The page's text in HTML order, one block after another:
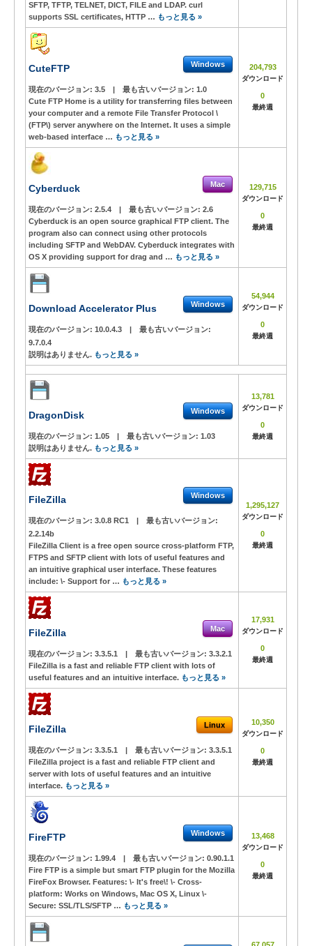
SFTP, TFTP, TELNET, DICT, FILE and LDAP. curl
supports SSL certificates, HTTP … もっと見る »
CuteFTP Windows
現在のバージョン: 3.5 | 最も古いバージョン: 1.0
Cute FTP Home is a utility for transferring files between
your computer and a remote File Transfer Protocol \
(FTP\) server anywhere on the Internet. It uses a simple
web-based interface … もっと見る »
204,793
ダウンロード
0
最終週
Cyberduck Mac
現在のバージョン: 2.5.4 | 最も古いバージョン: 2.6
Cyberduck is an open source graphical FTP client. The
program also can connect using other protocols
including SFTP and WebDAV. Cyberduck integrates with
OS X providing support for drag and … もっと見る »
129,715
ダウンロード
0
最終週
Download Accelerator Plus Windows
現在のバージョン: 10.0.4.3 |
最も古いバージョン:
9.7.0.4
説明はありません. もっと見る »
54,944
ダウンロード
0
最終週
DragonDisk Windows
現在のバージョン: 1.05 | 最も古いバージョン: 1.03
説明はありません. もっと見る »
13,781
ダウンロード
0
最終週
FileZilla Windows
現在のバージョン: 3.0.8 RC1 |
最も古いバージョン:
2.2.14b
FileZilla Client is a free open source cross-platform FTP,
FTPS and SFTP client with lots of useful features and
an intuitive graphical user interface. These features
include: \- Support for … もっと見る »
1,295,127
ダウンロード
0
最終週
FileZilla Mac
現在のバージョン: 3.3.5.1 | 最も古いバージョン: 3.3.2.1
FileZilla is a fast and reliable FTP client with lots of
useful features and an intuitive interface. もっと見る »
17,931
ダウンロード
0
最終週
FileZilla Linux
現在のバージョン: 3.3.5.1 | 最も古いバージョン: 3.3.5.1
FileZilla project is a fast and reliable FTP client and
server with lots of useful features and an intuitive
interface. もっと見る »
10,350
ダウンロード
0
最終週
FireFTP Windows
現在のバージョン: 1.99.4 | 最も古いバージョン: 0.90.1.1
Fire FTP is a simple but smart FTP plugin for the Mozilla
FireFox Browser. Features: \- It's free\! \- Cross-
platform: Works on Windows, Mac OS X, Linux \-
Secure: SSL/TLS/SFTP … もっと見る »
13,468
ダウンロード
0
最終週